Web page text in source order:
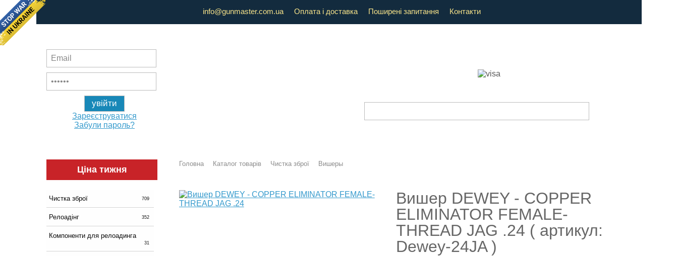
info@gunmaster.com.ua Оплата і доставка Поширені запитання Контакти
Зареєструватися
Забули пароль?
Ціна тижня
Чистка зброї 709
Релоадінг 352
Компоненти для релоадинга
31
Головна Каталог товарів Чистка зброї Вишеры
Вишер DEWEY - COPPER
ELIMINATOR FEMALE-
THREAD JAG .24 ( артикул:
Dewey-24JA )